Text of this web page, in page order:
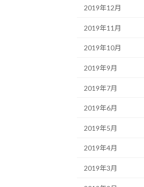
2019年12月
2019年11月
2019年10月
2019年9月
2019年7月
2019年6月
2019年5月
2019年4月
2019年3月